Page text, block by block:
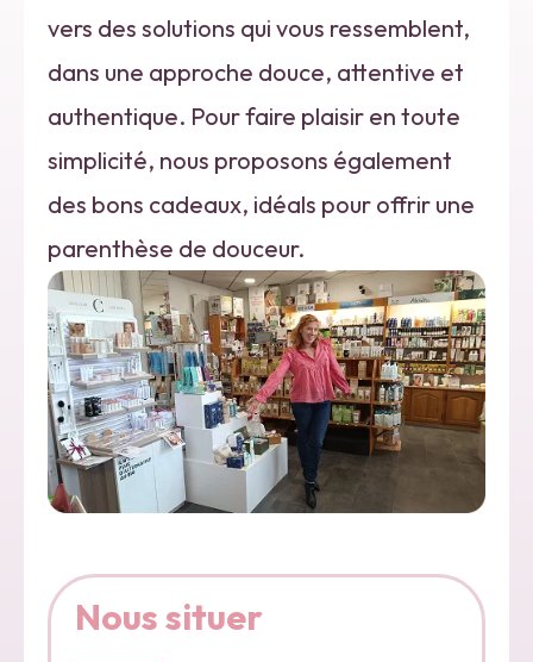
vers des solutions qui vous ressemblent,
dans une approche douce, attentive et
authentique. Pour faire plaisir en toute
simplicité, nous proposons également
des bons cadeaux, idéals pour offrir une
parenthèse de douceur.
Nous situer